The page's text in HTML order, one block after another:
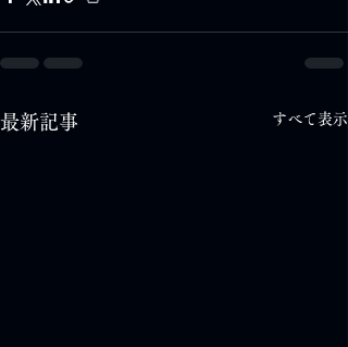
最新記事 すべて表示